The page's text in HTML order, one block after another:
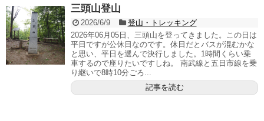
三頭山登山
2026/6/9
登山・トレッキング
2026年06月05日、三頭山を登ってきました。この日は
平日ですが公休日なのです。休日だとバスが混むかな
と思い、平日を選んで決行しました。1時間くらい乗
車するので座りたいですしね。 南武線と五日市線を乗
り継いで8時10分ごろ...
記事を読む